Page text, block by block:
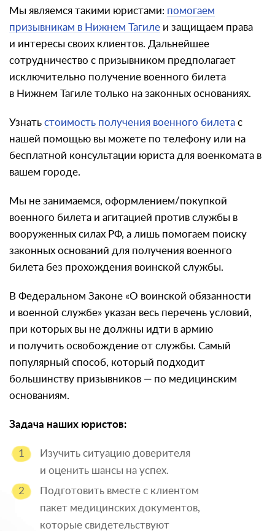
Мы являемся такими юристами: помогаем
призывникам в Нижнем Тагиле и защищаем права
и интересы своих клиентов. Дальнейшее
сотрудничество с призывником предполагает
исключительно получение военного билета
в Нижнем Тагиле только на законных основаниях.
Узнать стоимость получения военного билета с
нашей помощью вы можете по телефону или на
бесплатной консультации юриста для военкомата в
вашем городе.
Мы не занимаемся, оформлением/покупкой
военного билета и агитацией против службы в
вооруженных силах РФ, а лишь помогаем поиску
законных оснований для получения военного
билета без прохождения воинской службы.
В Федеральном Законе «О воинской обязанности
и военной службе» указан весь перечень условий,
при которых вы не должны идти в армию
и получить освобождение от службы. Самый
популярный способ, который подходит
большинству призывников — по медицинским
основаниям.
Задача наших юристов:
Изучить ситуацию доверителя
и оценить шансы на успех.
Подготовить вместе с клиентом
пакет медицинских документов,
которые свидетельствуют